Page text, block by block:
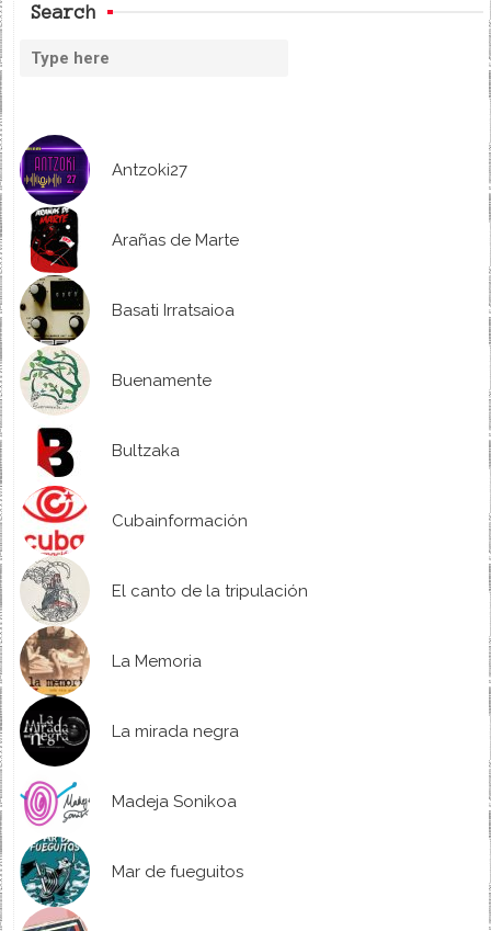
Search
Antzoki27
Arañas de Marte
Basati Irratsaioa
Buenamente
Bultzaka
Cubainformación
El canto de la tripulación
La Memoria
La mirada negra
Madeja Sonikoa
Mar de fueguitos